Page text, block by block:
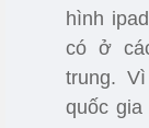
hình
có ở
trung.
quốc